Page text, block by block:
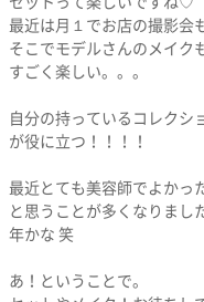
最近は月１でお店の撮影会
そこでモデルさんのメイク
すごく楽しい。。。
自分の持っているコレクシ
が役に立つ！！！！
最近とても美容師でよかっ
と思うことが多くなりまし
年かな 笑
あ！ということで。